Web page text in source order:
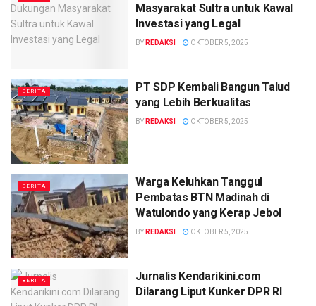
Masyarakat Sultra untuk Kawal
Investasi yang Legal
BY REDAKSI OKTOBER 5, 2025
BERITA
PT SDP Kembali Bangun Talud
yang Lebih Berkualitas
BY REDAKSI OKTOBER 5, 2025
BERITA
Warga Keluhkan Tanggul
Pembatas BTN Madinah di
Watulondo yang Kerap Jebol
BY REDAKSI OKTOBER 5, 2025
BERITA
Jurnalis Kendarikini.com
Dilarang Liput Kunker DPR RI